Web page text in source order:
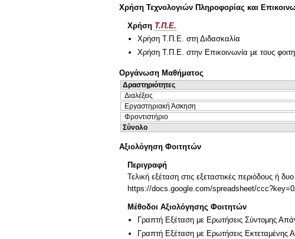
Χρήση Τεχνολογιών Πληροφορίας και
Χρήση Τ.Π.Ε.
Χρήση Τ.Π.Ε. στη Διδασκαλία
Χρήση Τ.Π.Ε. στην Επικοινωνία με τους
Οργάνωση Μαθήματος
Δραστηριότητες
Διαλέξεις
Εργαστηριακή Άσκηση
Φροντιστήριο
Σύνολο
Αξιολόγηση Φοιτητών
Περιγραφή
Τελική εξέταση στις εξεταστικές περιόδους ή
https://docs.google.com/spreadsheet/
Μέθοδοι Αξιολόγησης Φοιτητών
Γραπτή Εξέταση με Ερωτήσεις Σύντομης
Γραπτή Εξέταση με Ερωτήσεις Εκτεταμένης